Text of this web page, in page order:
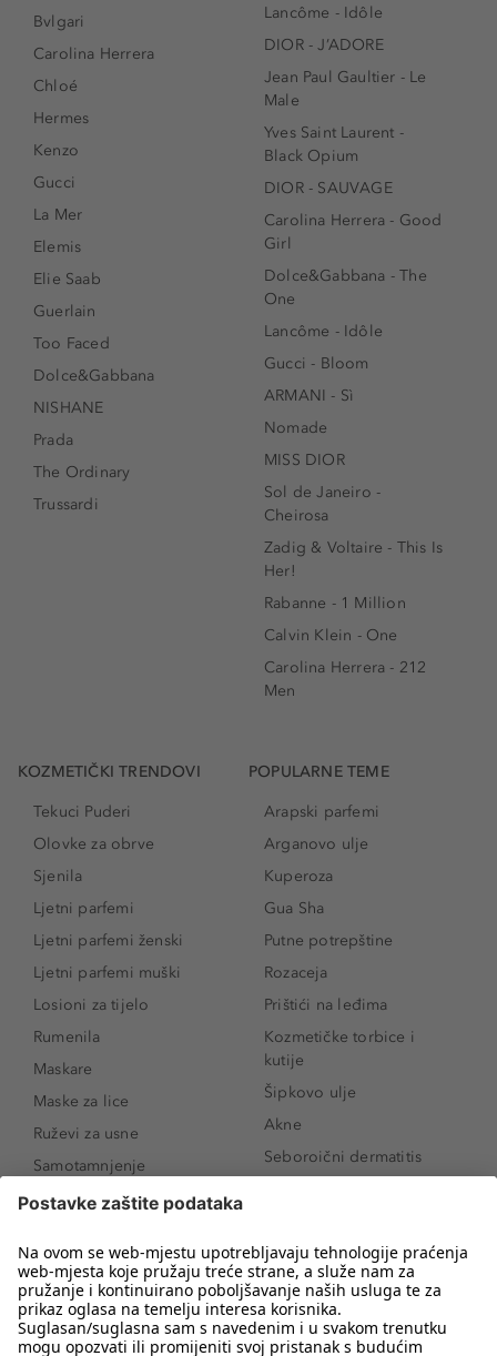
Bvlgari
Carolina Herrera
Chloé
Hermes
Kenzo
Gucci
La Mer
Elemis
Elie Saab
Guerlain
Too Faced
Dolce&Gabbana
NISHANE
Prada
The Ordinary
Trussardi
Lancôme - Idôle
DIOR - J’ADORE
Jean Paul Gaultier - Le
Male
Yves Saint Laurent -
Black Opium
DIOR - SAUVAGE
Carolina Herrera - Good
Girl
Dolce&Gabbana - The
One
Lancôme - Idôle
Gucci - Bloom
ARMANI - Sì
Nomade
MISS DIOR
Sol de Janeiro -
Cheirosa
Zadig & Voltaire - This Is
Her!
Rabanne - 1 Million
Calvin Klein - One
Carolina Herrera - 212
Men
KOZMETIČKI TRENDOVI
Tekuci Puderi
Olovke za obrve
Sjenila
Ljetni parfemi
Ljetni parfemi ženski
Ljetni parfemi muški
Losioni za tijelo
Rumenila
Maskare
Maske za lice
Ruževi za usne
Samotamnjenje
Puderi
Proizvodi za obrve
Sunce i zaštita
Serumi za lice
POPULARNE TEME
Arapski parfemi
Arganovo ulje
Kuperoza
Gua Sha
Putne potrepštine
Rozaceja
Prištići na leđima
Kozmetičke torbice i
kutije
Šipkovo ulje
Akne
Seboroični dermatitis
Novo
Koji mi parfem
odgovara?
Kako našminkati oči da